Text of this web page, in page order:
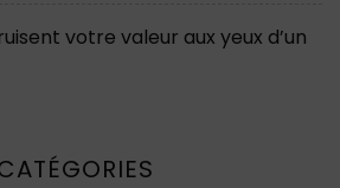
votre valeur aux yeux d’un